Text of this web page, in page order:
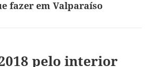
fazer em Valparaíso
pelo interior